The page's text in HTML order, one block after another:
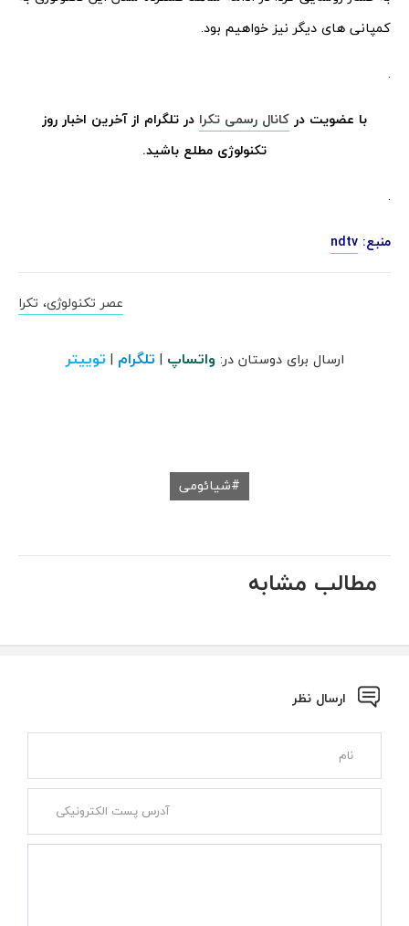
کمپانی های دیگر نیز خواهیم بود.
.
با عضویت در کانال رسمی تکرا در تلگرام از آخرین اخبار روز
تکنولوژی مطلع باشید.
.
منبع: ndtv
عصر تکنولوژی، تکرا
ارسال برای دوستان در: واتساپ | تلگرام | توییتر
شیائومی
مطالب مشابه
ارسال نظر